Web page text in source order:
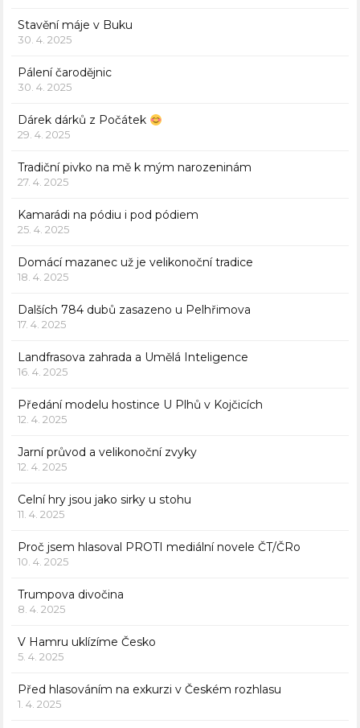
Stavění máje v Buku
30. 4. 2025
Pálení čarodějnic
30. 4. 2025
Dárek dárků z Počátek
29. 4. 2025
Tradiční pivko na mě k mým narozeninám
27. 4. 2025
Kamarádi na pódiu i pod pódiem
25. 4. 2025
Domácí mazanec už je velikonoční tradice
18. 4. 2025
Dalších 784 dubů zasazeno u Pelhřimova
17. 4. 2025
Landfrasova zahrada a Umělá Inteligence
16. 4. 2025
Předání modelu hostince U Plhů v Kojčicích
12. 4. 2025
Jarní průvod a velikonoční zvyky
12. 4. 2025
Celní hry jsou jako sirky u stohu
11. 4. 2025
Proč jsem hlasoval PROTI mediální novele ČT/ČRo
10. 4. 2025
Trumpova divočina
8. 4. 2025
V Hamru uklízíme Česko
5. 4. 2025
Před hlasováním na exkurzi v Českém rozhlasu
1. 4. 2025